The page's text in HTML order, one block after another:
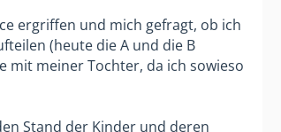
ergriffen und mich gefragt, ob ich
(heute die A und die B
mit meiner Tochter, da ich sowieso
Stand der Kinder und deren